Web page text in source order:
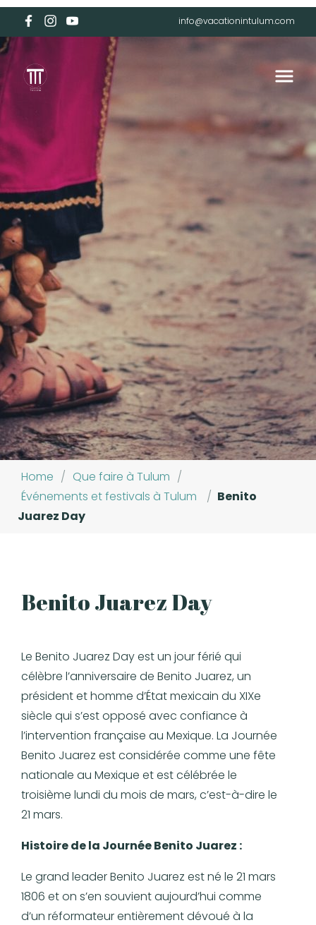
info@vacationintulum.com
Home / Que faire à Tulum /
Événements et festivals à Tulum
/ Benito
Juarez Day
Benito Juarez Day
Le Benito Juarez Day est un jour férié qui
célèbre l’anniversaire de Benito Juarez, un
président et homme d’État mexicain du XIXe
siècle qui s’est opposé avec confiance à
l’intervention française au Mexique. La Journée
Benito Juarez est considérée comme une fête
nationale au Mexique et est célébrée le
troisième lundi du mois de mars, c’est-à-dire le
21 mars.
Histoire de la Journée Benito Juarez :
Le grand leader Benito Juarez est né le 21 mars
1806 et on s’en souvient aujourd’hui comme
d’un réformateur entièrement dévoué à la